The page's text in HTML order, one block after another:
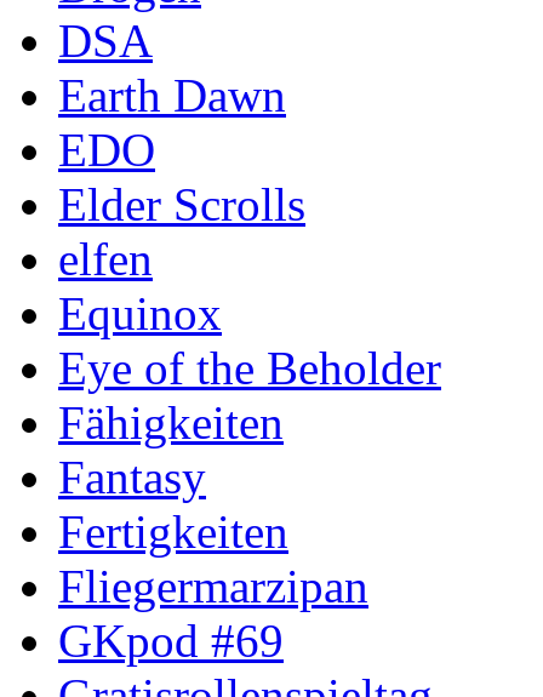
DSA
Earth Dawn
EDO
Elder Scrolls
elfen
Equinox
Eye of the Beholder
Fähigkeiten
Fantasy
Fertigkeiten
Fliegermarzipan
GKpod #69